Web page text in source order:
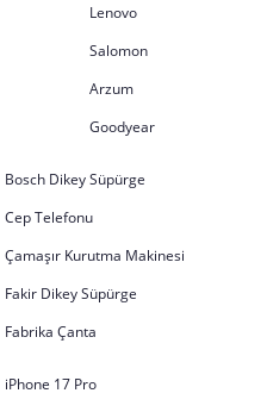
Lenovo
Salomon
Arzum
Goodyear
Bosch Dikey Süpürge
Cep Telefonu
Çamaşır Kurutma Makinesi
Fakir Dikey Süpürge
Fabrika Çanta
iPhone 17 Pro